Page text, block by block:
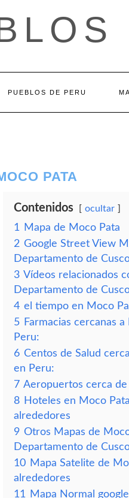
PUEBLOS DE PERU
PATA
Contenidos ocultar
1
Mapa de Moco Pata
2 Google Street View
Departamento de
3 Vídeos relacionados
Departamento de
4 el tiempo en Moco
5 Farmacias cercanas
Peru:
6 Centos de Salud
en Peru:
7 Aeropuertos cerca
8 Hoteles en Moco
alrededores
9 Otros Mapas de
Departamento de
10 Mapa Satelite de
alrededores
11
Mapa Normal